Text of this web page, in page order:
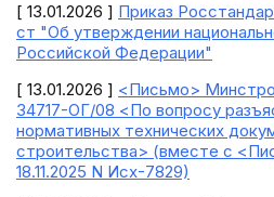
[ 13.01.2026 ] Приказ
ст "Об утверждении
Российской Федерации"
[ 13.01.2026 ] <Письмо>
34717-ОГ/08 <По вопросу
нормативных технических
строительства> (вместе с
18.11.2025 N Исх-7829)